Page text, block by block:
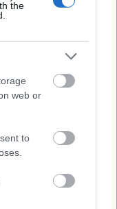
the
web or
to
με τους
σε